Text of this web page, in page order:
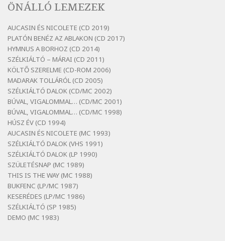
Szélkiáltó
Bertók László: Az arcodra, ha nem vigyázol
Szélkiáltó
Bertók László: Dinnye Döme
Szélkiáltó
Bertók László: Diófa-levélen
Szélkiáltó
Bertók László: El-elképzelem a falansztert
Szélkiáltó
Bertók László: Elmenni kevés, itt maradni
sok
Szélkiáltó
Bertók László: Mintha már pénteken
vasárnap
Szélkiáltó
Bertók László: Ó, az a hol volt vicinális
ÖNÁLLÓ LEMEZEK
AUCASIN ÉS NICOLETE (CD 2019)
PLATÓN BENÉZ AZ ABLAKON (CD 2017)
HYMNUS A BORHOZ (CD 2014)
SZÉLKIÁLTÓ – MÁRAI (CD 2011)
KÖLTŐ SZERELME (CD-ROM 2006)
MADARAK TOLLÁRÓL (CD 2005)
SZÉLKIÁLTÓ DALOK (CD/MC 2002)
BÚVAL, VIGALOMMAL… (CD/MC 2001)
BÚVAL, VIGALOMMAL… (CD/MC 1998)
HÚSZ ÉV (CD 1994)
AUCASIN ÉS NICOLETE (MC 1993)
SZÉLKIÁLTÓ DALOK (VHS 1991)
SZÉLKIÁLTÓ DALOK (LP 1990)
SZÜLETÉSNAP (MC 1989)
THIS IS THE WAY (MC 1988)
BUKFENC (LP/MC 1987)
KESERÉDES (LP/MC 1986)
SZÉLKIÁLTÓ (SP 1985)
DEMO (MC 1983)